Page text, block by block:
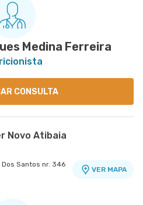
Medina Ferreira
CONSULTA
Novo Atibaia
Santos nr. 346
VER MAPA